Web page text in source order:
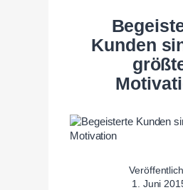
Kunden
1. Juni